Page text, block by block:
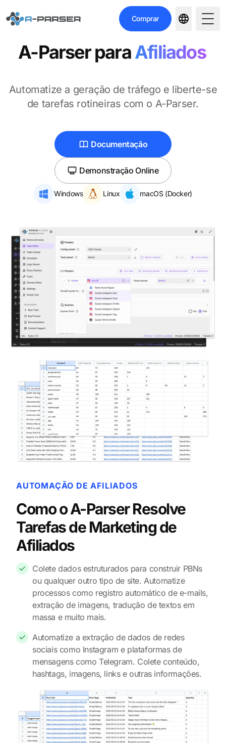
Comprar
A-ParserparaAfiliados
Automatize a geração de tráfego e liberte-se
de tarefas rotineiras com o A-Parser.
Documentação
Demonstração Online
Windows Linux macOS (Docker)
AUTOMAÇÃO DE AFILIADOS
Como o A-Parser Resolve
Tarefas de Marketing de
Afiliados
Colete dados estruturados para construir PBNs
ou qualquer outro tipo de site. Automatize
processos como registro automático de e-mails,
extração de imagens, tradução de textos em
massa e muito mais.
Automatize a extração de dados de redes
sociais como Instagram e plataformas de
mensagens como Telegram. Colete conteúdo,
hashtags, imagens, links e outras informações.